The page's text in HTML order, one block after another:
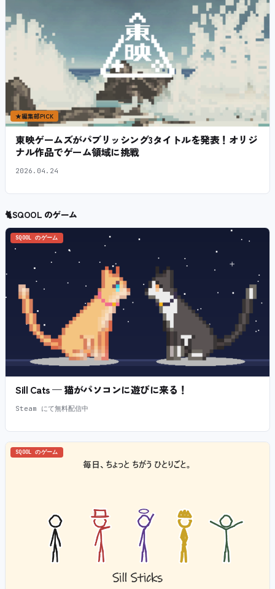
★編集部PICK
東映ゲームズがパブリッシング3タイトルを発表！オリジ
ナル作品でゲーム領域に挑戦
2026.04.24
🐈SQOOL のゲーム
SQOOL のゲーム
Sill Cats — 猫がパソコンに遊びに来る！
Steam にて無料配信中
SQOOL のゲーム